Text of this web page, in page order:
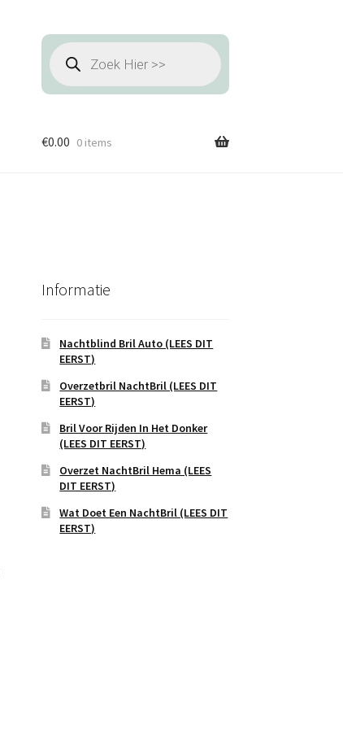
Producten
zoeken
€0.00 0 items
Informatie
Nachtblind Bril Auto (LEES DIT
EERST)
Overzetbril NachtBril (LEES DIT
EERST)
Bril Voor Rijden In Het Donker
(LEES DIT EERST)
Overzet NachtBril Hema (LEES
DIT EERST)
Wat Doet Een NachtBril (LEES DIT
EERST)